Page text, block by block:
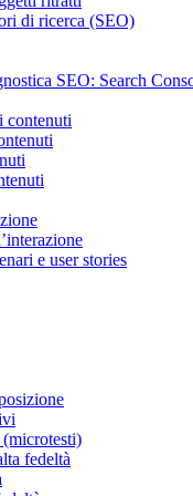
di ricerca (SEO)
SEO: Search
contenuti
e user stories
fedeltà